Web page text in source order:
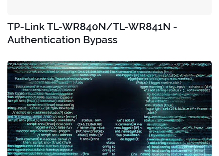
TP-Link TL-WR840N/TL-WR841N -
Authentication Bypass